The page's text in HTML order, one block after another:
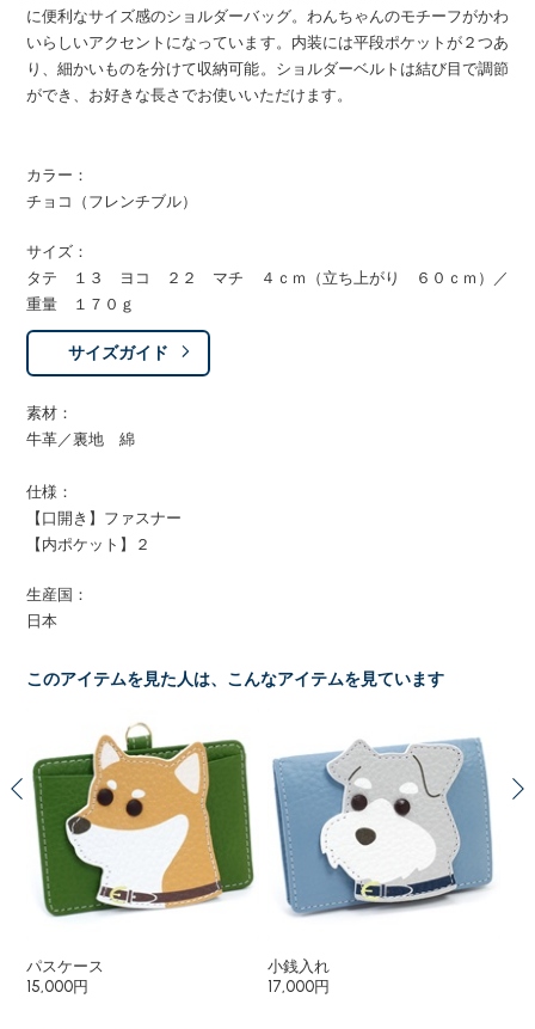
に便利なサイズ感のショルダーバッグ。わんちゃんのモチーフがかわ
いらしいアクセントになっています。内装には平段ポケットが２つあ
り、細かいものを分けて収納可能。ショルダーベルトは結び目で調節
ができ、お好きな長さでお使いいただけます。
カラー：
チョコ（フレンチブル）
サイズ：
タテ １３ ヨコ ２２ マチ ４ｃｍ（立ち上がり ６０ｃｍ）／
重量 １７０ｇ
サイズガイド
素材：
牛革／裏地 綿
仕様：
【口開き】ファスナー
【内ポケット】２
生産国：
日本
このアイテムを見た人は、こんなアイテムを見ています
パスケース
15,000円
小銭入れ
17,000円